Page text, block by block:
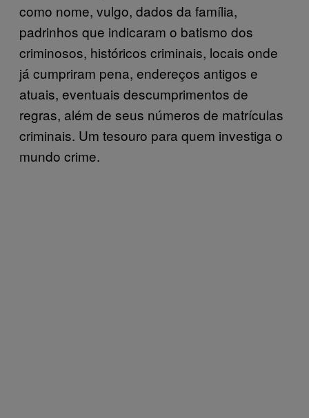
como nome, vulgo, dados da família,
padrinhos que indicaram o batismo dos
criminosos, históricos criminais, locais onde
já cumpriram pena, endereços antigos e
atuais, eventuais descumprimentos de
regras, além de seus números de matrículas
criminais. Um tesouro para quem investiga o
mundo crime.